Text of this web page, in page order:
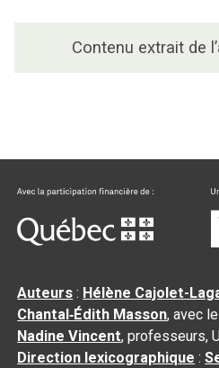
Contenu extrait de
Auteurs : Hélène Cajolet-
Chantal‑Édith Masson, avec
Nadine Vincent, professeurs,
Direction lexicographique :